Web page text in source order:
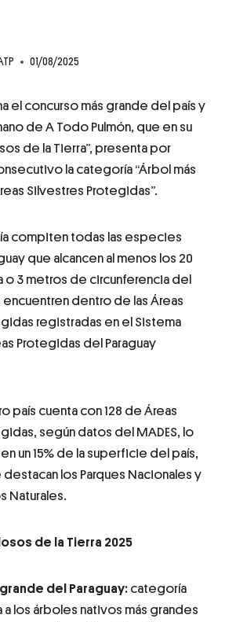
01/08/2025
el concurso más grande del país y
de A Todo Pulmón, que en su
de la Tierra”, presenta por
la categoría “Árbol más
Silvestres Protegidas”.
compiten todas las especies
que alcancen al menos los 20
o 3 metros de circunferencia del
dentro de las Áreas
registradas en el Sistema
Protegidas del Paraguay
país cuenta con 128 de Áreas
según datos del MADES, lo
un 15% de la superficie del país,
los Parques Nacionales y
Naturales.
de la Tierra 2025
del Paraguay: categoría
a los árboles nativos más grandes